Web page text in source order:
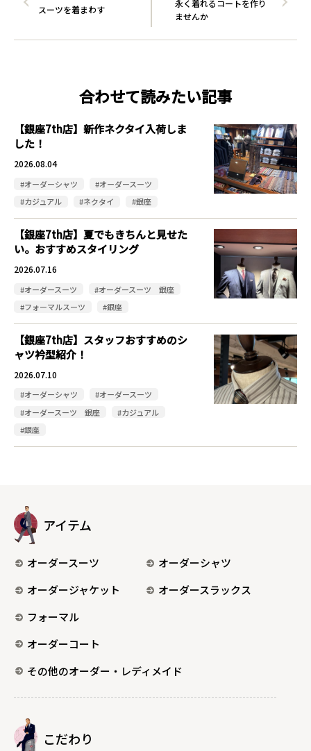
永く着れるコートを作り
ませんか
スーツを着まわす
合わせて読みたい記事
【銀座7th店】新作ネクタイ入荷しま
した！
2026.08.04
#オーダーシャツ
#オーダースーツ
#カジュアル
#ネクタイ #銀座
【銀座7th店】夏でもきちんと見せた
い。おすすめスタイリング
2026.07.16
#オーダースーツ
#オーダースーツ 銀座
#フォーマルスーツ
#銀座
【銀座7th店】スタッフおすすめのシ
ャツ衿型紹介！
2026.07.10
#オーダーシャツ
#オーダースーツ
#オーダースーツ 銀座
#カジュアル
#銀座
アイテム
オーダースーツ
オーダーシャツ
オーダージャケット
オーダースラックス
フォーマル
オーダーコート
その他のオーダー・レディメイド
こだわり